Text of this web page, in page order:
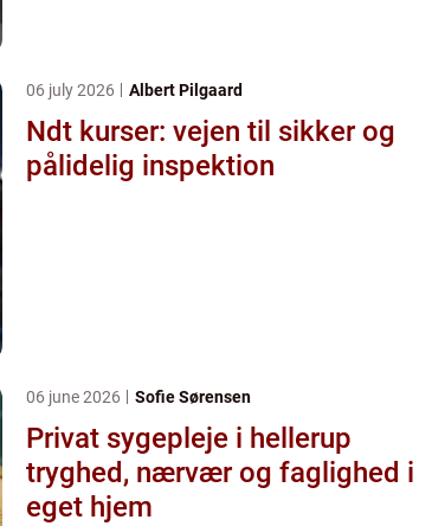
06 july 2026 Albert Pilgaard
Ndt kurser: vejen til sikker og
pålidelig inspektion
06 june 2026 Sofie Sørensen
Privat sygepleje i hellerup
tryghed, nærvær og faglighed i
eget hjem